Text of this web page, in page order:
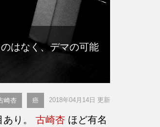
はなく、デマの可能
崎杏 癌 2018年04月14日 更新
り。 古崎杏 ほど有名